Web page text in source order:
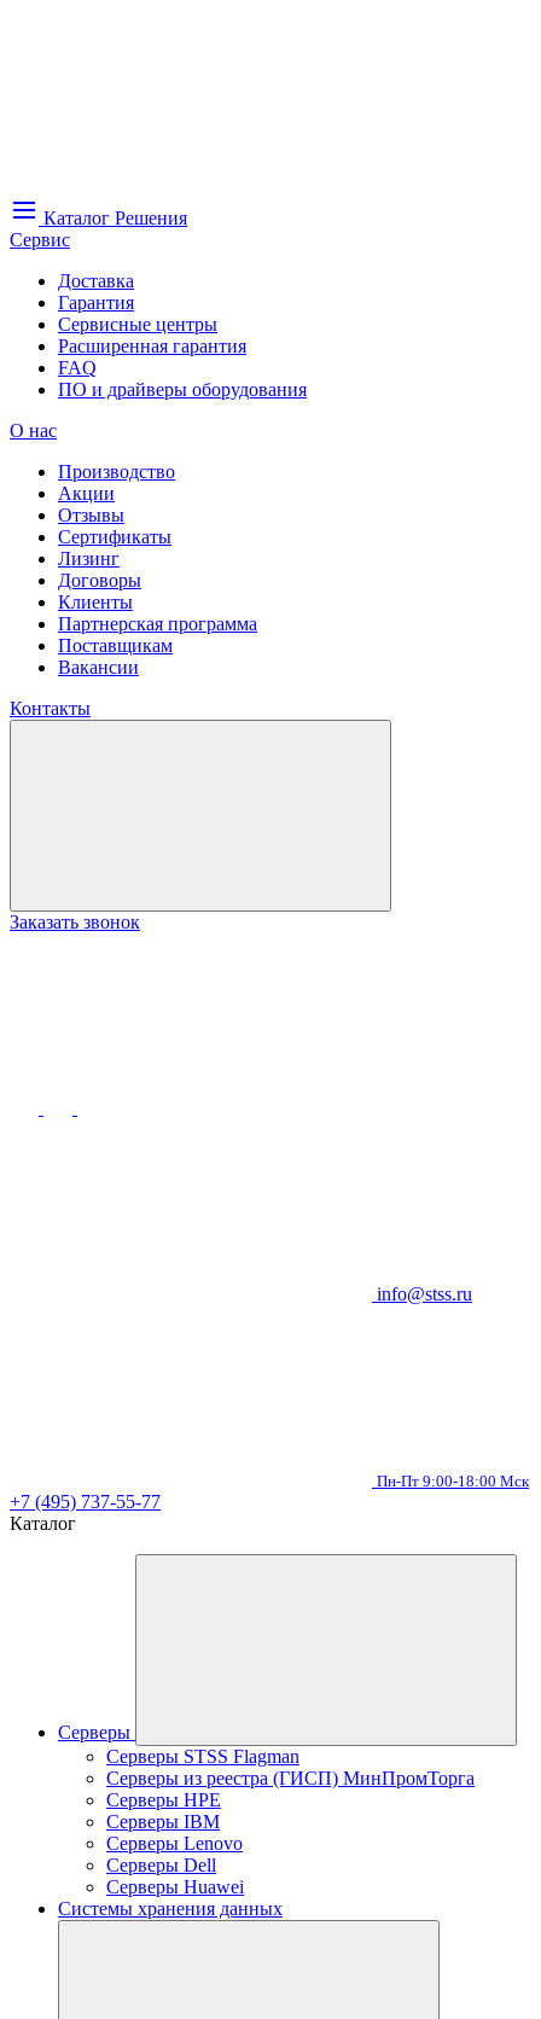
Каталог Решения
Сервис
Доставка
Гарантия
Сервисные центры
Расширенная гарантия
FAQ
ПО и драйверы оборудования
О нас
Производство
Акции
Отзывы
Сертификаты
Лизинг
Договоры
Клиенты
Партнерская программа
Поставщикам
Вакансии
Контакты
Заказать звонок
info@stss.ru
Пн-Пт 9:00-18:00 Мск
+7 (495) 737-55-77
Каталог
Серверы
Серверы STSS Flagman
Серверы из реестра (ГИСП) МинПромТорга
Серверы HPE
Серверы IBM
Серверы Lenovo
Серверы Dell
Серверы Huawei
Системы хранения данных